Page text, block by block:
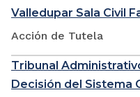
Valledupar Sala Civil
Acción de Tutela
Tribunal
Decisión del Sistema